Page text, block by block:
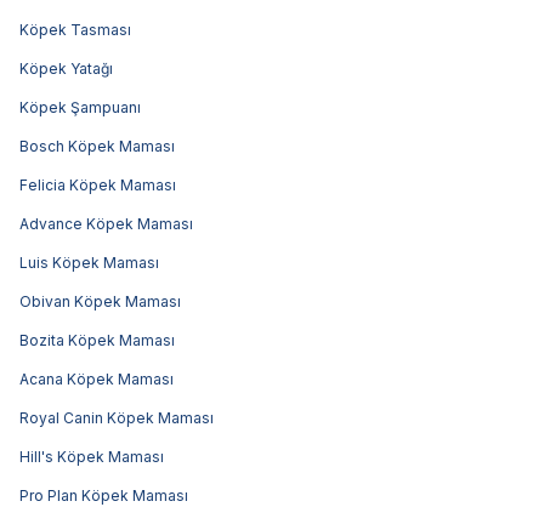
Köpek Tasması
Köpek Yatağı
Köpek Şampuanı
Bosch Köpek Maması
Felicia Köpek Maması
Advance Köpek Maması
Luis Köpek Maması
Obivan Köpek Maması
Bozita Köpek Maması
Acana Köpek Maması
Royal Canin Köpek Maması
Hill's Köpek Maması
Pro Plan Köpek Maması